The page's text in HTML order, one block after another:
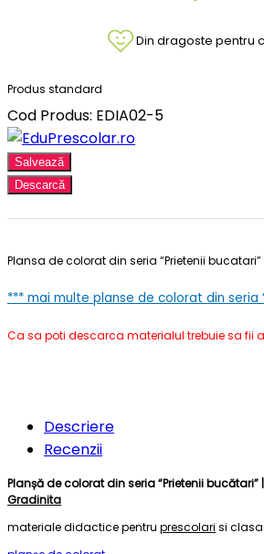
Din dragoste pentru
Produs standard
Cod Produs: EDIA02-5
Salvează
Descarcă
Plansa de colorat din seria “Prietenii bucatari”
*** mai multe planse de colorat din seria
Ca sa poti descarca materialul trebuie sa fii
Descriere
Recenzii
Planșă de colorat din seria “Prietenii bucătari” |
Gradinita
materiale didactice pentru prescolari si